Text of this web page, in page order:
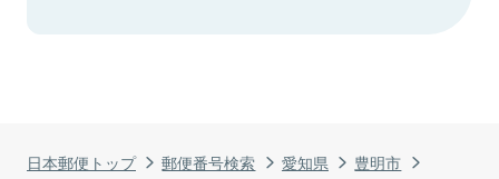
日本郵便トップ 郵便番号検索 愛知県
豊明市